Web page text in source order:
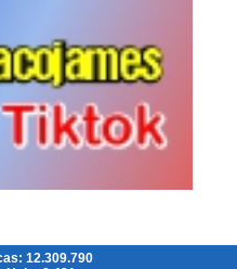
12.309.790